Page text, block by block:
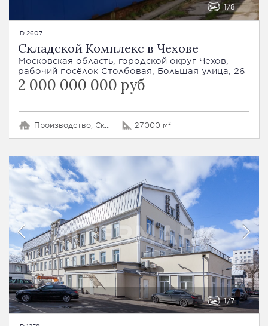
1 8
ID 2607
Cкладской Комплекc в Чехове
Московская область, городской округ Чехов,
рабочий посёлок Столбовая, Большая улица, 26
2 000 000 000 руб
Производство, Склад 27000 м²
1 7